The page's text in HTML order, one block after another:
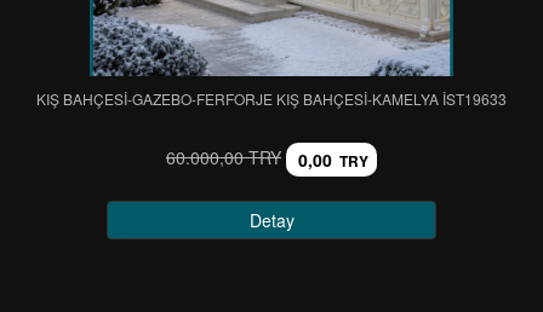
KIŞ BAHÇESİ-GAZEBO-FERFORJE KIŞ BAHÇESİ-KAMELYA IST19633
60.000,00 TRY 0,00 TRY
Detay